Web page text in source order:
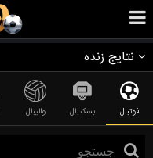
نتایج زنده
فوتبال بسکتبال والیبال